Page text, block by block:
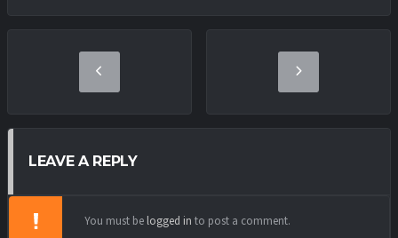
LEAVE A REPLY
You must be logged in to post a comment.